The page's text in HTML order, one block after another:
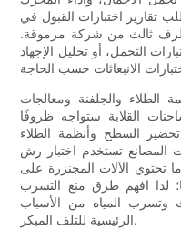
تقارير اختبارات القبول في
ثالث من شركة مرموقة.
التحمل، أو تحليل الإجهاد
الطلاء والجلفنة ومعالجات
القلابة ستواجه ظروفًا
السطح وأنظمة الطلاء
المصانع تستخدم اختبار رش
تحتوي الآلات المجنزرة على
لذا افهم طرق منع التسرب
وتسرب المياه من الأسباب
الرئيسية للتلف المبكر.